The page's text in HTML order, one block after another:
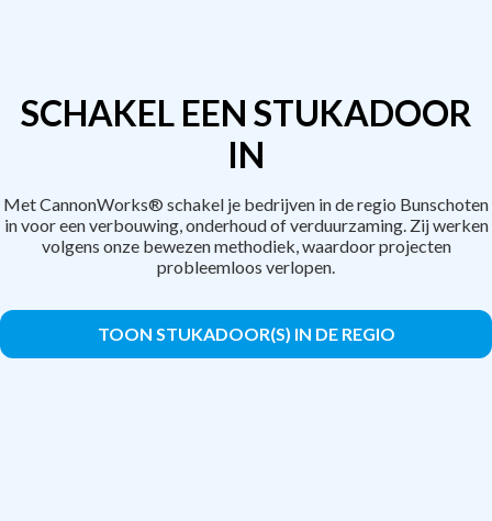
SCHAKEL EEN STUKADOOR
IN
Met CannonWorks® schakel je bedrijven in de regio Bunschoten
in voor een verbouwing, onderhoud of verduurzaming. Zij werken
volgens onze bewezen methodiek, waardoor projecten
probleemloos verlopen.
TOON STUKADOOR(S) IN DE REGIO